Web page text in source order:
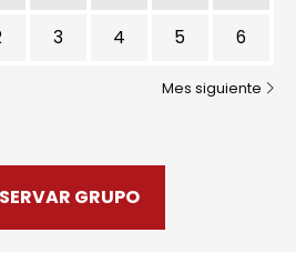
3 4 5 6
Mes siguiente
GRUPO